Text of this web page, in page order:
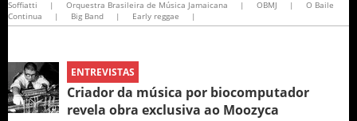
Soffiatti
| Orquestra Brasileira de Música Jamaicana | OBMJ |
O Baile
Continua
| Big Band | Early reggae |
ENTREVISTAS
Criador da música por biocomputador
revela obra exclusiva ao Moozyca